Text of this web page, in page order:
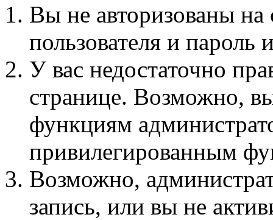
Вы не авторизованы на
пользователя и пароль
У вас недостаточно
странице. Возможно,
функциям
привилегированным
Возможно,
запись, или вы не